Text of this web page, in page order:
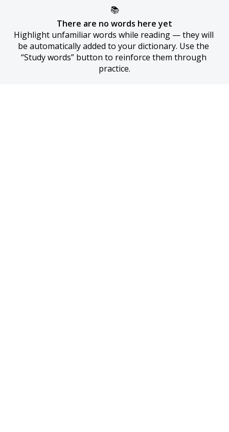
📚
There are no words here yet
Highlight unfamiliar words while reading — they will
be automatically added to your dictionary. Use the
“Study words” button to reinforce them through
practice.